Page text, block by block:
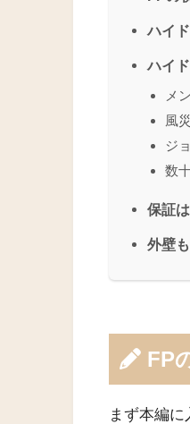
ハイ
ハイ
メ
風
ジ
数
保証
外壁
FP
まず本編に